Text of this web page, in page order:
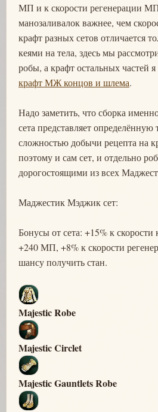
МП и к скорости регенерации
манозаливалок важнее, чем
крафт разных сетов отличается
кеями на тела, здесь мы
робы, а крафт остальных частей
крафт МЖ концов и шлема.
Надо заметить, что сборка
сета представляет определённую
сложностью добычи рецепта на
поэтому и сам сет, и отдельно
дорогостоящими из всех
Маджестик Мэджик сет:
Бонусы от сета: +15% к скорости
+240 МП, +8% к скорости
шансу получить стан.
Majestic Robe
Majestic Circlet
Majestic Gauntlets Robe